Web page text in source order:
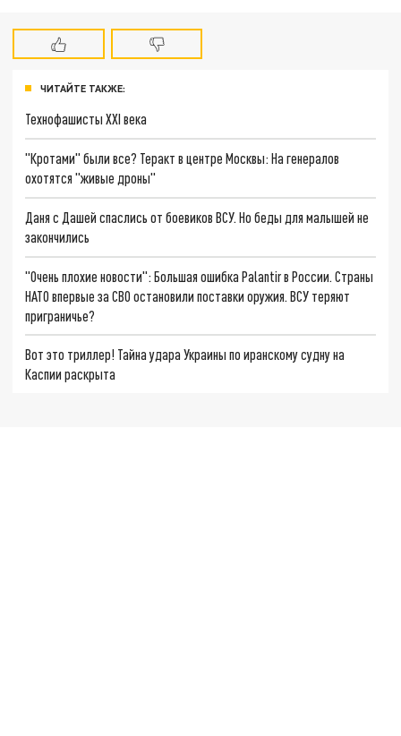
ЧИТАЙТЕ ТАКЖЕ:
Технофашисты XXI века
"Кротами" были все? Теракт в центре Москвы: На генералов
охотятся "живые дроны"
Даня с Дашей спаслись от боевиков ВСУ. Но беды для малышей не
закончились
"Очень плохие новости": Большая ошибка Palantir в России. Страны
НАТО впервые за СВО остановили поставки оружия. ВСУ теряют
приграничье?
Вот это триллер! Тайна удара Украины по иранскому судну на
Каспии раскрыта